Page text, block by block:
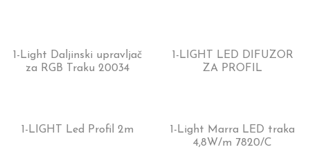
1-Light Daljinski upravljač
za RGB Traku 20034
1-LIGHT LED DIFUZOR
ZA PROFIL
1-LIGHT Led Profil 2m
1-Light Marra LED traka
4,8W/m 7820/C